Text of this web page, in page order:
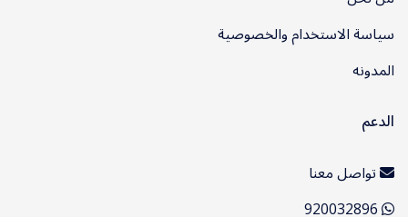
سياسة الاستخدام والخصوصية
المدونه
الدعم
تواصل معنا